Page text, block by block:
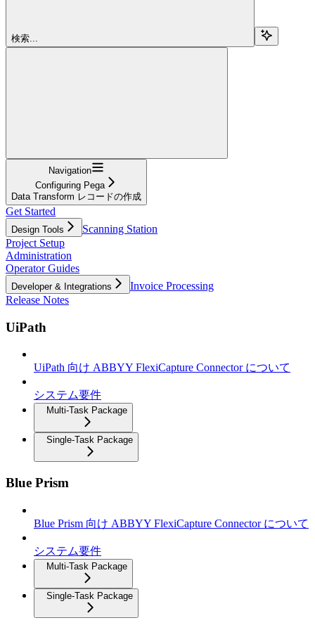
検索...
Navigation
Configuring Pega
Data Transform レコードの作成
Get Started
Design Tools
Scanning Station
Project Setup
Administration
Operator Guides
Developer & Integrations
Invoice Processing
Release Notes
UiPath
UiPath 向け ABBYY FlexiCapture Connector について
システム要件
Multi-Task Package
Single-Task Package
Blue Prism
Blue Prism 向け ABBYY FlexiCapture Connector について
システム要件
Multi-Task Package
Single-Task Package